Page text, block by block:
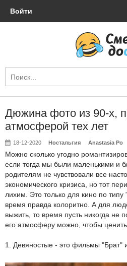
Войти
Дюжина фото из 90-х,
атмосферой тех лет
18-12-2020 Ностальгия Anastasia Po
Можно сколько угодно
если тогда мы были маленькими и
родителям не чувствовали все
экономического кризиса, но тот
лихим. Это только для кино по
время правда колоритно. А для
выжить, то время пусть никогда не
его атмосферу можно, чтобы
1. Девяностые - это фильмы "Брат"